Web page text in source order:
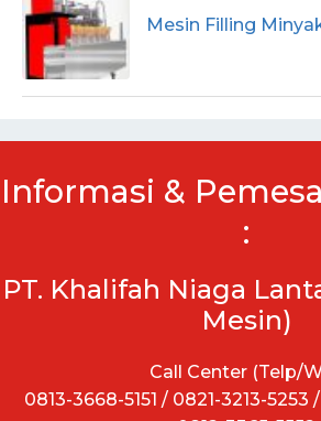
Mesin Filling
Informasi &
:
PT. Khalifah Niaga
Mesin)
Call Center (Telp/
0813-3668-5151 / 0821-3213-5253